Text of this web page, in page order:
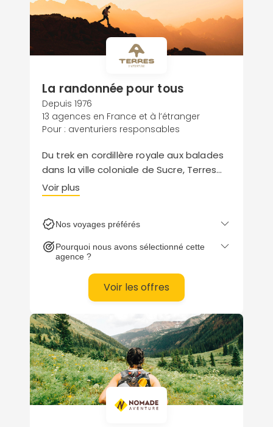
La randonnée pour tous
Depuis 1976
13 agences en France et à l’étranger
Pour : aventuriers responsables
Du trek en cordillère royale aux balades
dans la ville coloniale de Sucre, Terres
d’Aventure élabore des séjours adaptés
à tous les niveaux. Engagée dans le
agence soutient également des projets
de reforestation via la fondation «
Insolite Bâtisseur ».
Voir plus
Nos voyages préférés
Pourquoi nous avons sélectionné cette
agence ?
Voir les offres